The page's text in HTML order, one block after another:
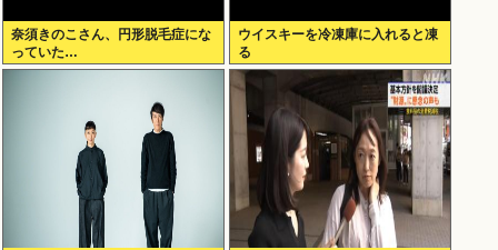
奈須きのこさん、円形脱毛症にな
っていた…
ウイスキーを冷凍庫に入れると凍
る